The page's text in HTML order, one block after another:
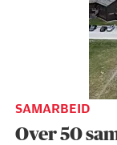
SAMARBEID
Over 50